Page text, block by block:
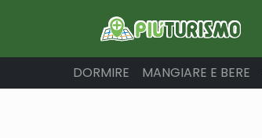
DORMIRE MANGIARE E BERE